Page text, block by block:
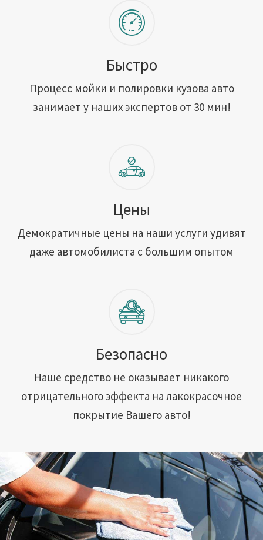
Быстро
Процесс мойки и полировки кузова авто
занимает у наших экспертов от 30 мин!
Цены
Демократичные цены на наши услуги удивят
даже автомобилиста с большим опытом
Безопасно
Наше средство не оказывает никакого
отрицательного эффекта на лакокрасочное
покрытие Вашего авто!